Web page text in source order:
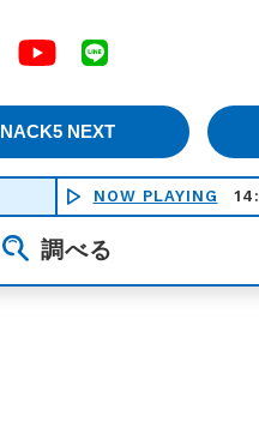
Facebook YouTube
NACK5 NEXT
NOW PLAYING
調べる